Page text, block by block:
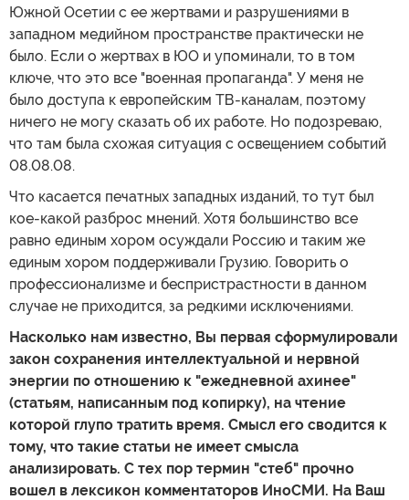
Южной Осетии с ее жертвами и разрушениями в
западном медийном пространстве практически не
было. Если о жертвах в ЮО и упоминали, то в том
ключе, что это все "военная пропаганда". У меня не
было доступа к европейским ТВ-каналам, поэтому
ничего не могу сказать об их работе. Но подозреваю,
что там была схожая ситуация с освещением событий
08.08.08.
Что касается печатных западных изданий, то тут был
кое-какой разброс мнений. Хотя большинство все
равно единым хором осуждали Россию и таким же
единым хором поддерживали Грузию. Говорить о
профессионализме и беспристрастности в данном
случае не приходится, за редкими исключениями.
Насколько нам известно, Вы первая сформулировали
закон сохранения интеллектуальной и нервной
энергии по отношению к "ежедневной ахинее"
(статьям, написанным под копирку), на чтение
которой глупо тратить время. Смысл его сводится к
тому, что такие статьи не имеет смысла
анализировать. С тех пор термин "стеб" прочно
вошел в лексикон комментаторов ИноСМИ. На Ваш